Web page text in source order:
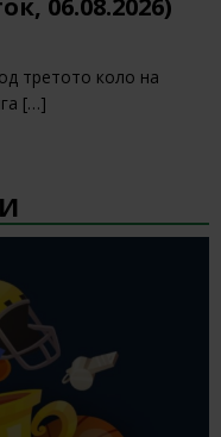
06.08.2026)
третото коло на
[…]